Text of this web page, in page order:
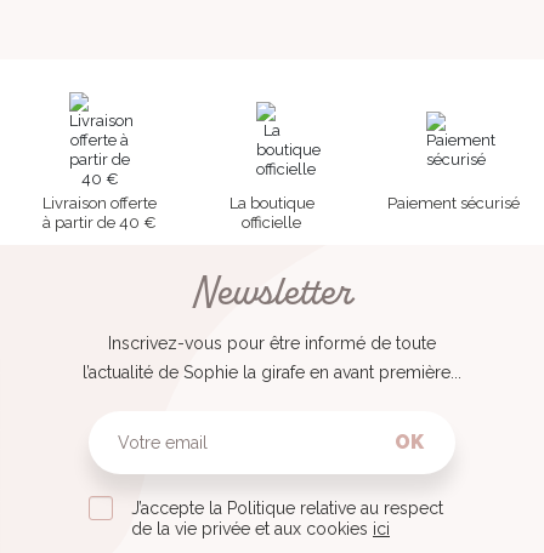
Livraison offerte
à partir de 40 €
La boutique
officielle
Paiement sécurisé
Newsletter
Inscrivez-vous pour être informé de toute
l’actualité de Sophie la girafe en avant première...
OK
J’accepte la Politique relative au respect
de la vie privée et aux cookies ici